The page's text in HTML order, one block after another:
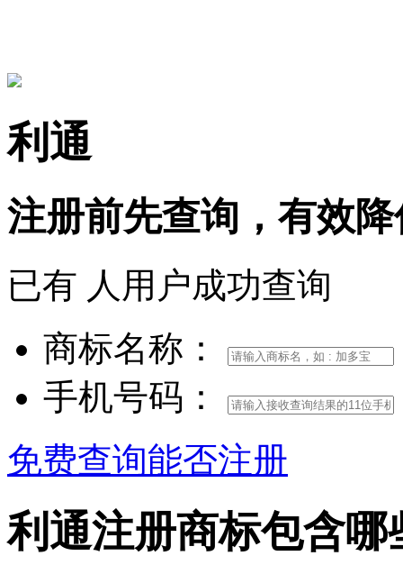
利通
注册前先查询， 有效
已有 人用户成功查询
商标名称：
手机号码：
免费查询能否注册
利通注册商标包含哪